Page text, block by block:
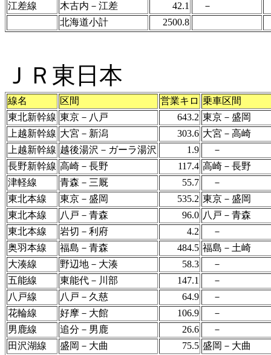
江差線
木古内－江差 42.1
－
北海道小計
2500.8
ＪＲ東日本
線名 区間 営業キロ 乗車区間
東北新幹線 東京－八戸 643.2 東京－盛岡
上越新幹線 大宮－新潟 303.6 大宮－高崎
上越新幹線 越後湯沢－ガーラ湯沢 1.9
－
長野新幹線 高崎－長野 117.4 高崎－長野
津軽線
青森－三厩 55.7
－
東北本線
東京－盛岡 535.2 東京－盛岡
東北本線
八戸－青森 96.0 八戸－青森
東北本線
岩切－利府 4.2
－
奥羽本線
福島－青森 484.5 福島－土崎
大湊線
野辺地－大湊 58.3
－
五能線
東能代－川部 147.1
－
八戸線
八戸－久慈 64.9
－
花輪線
好摩－大館 106.9
－
男鹿線
追分－男鹿 26.6
－
田沢湖線
盛岡－大曲 75.5 盛岡－大曲